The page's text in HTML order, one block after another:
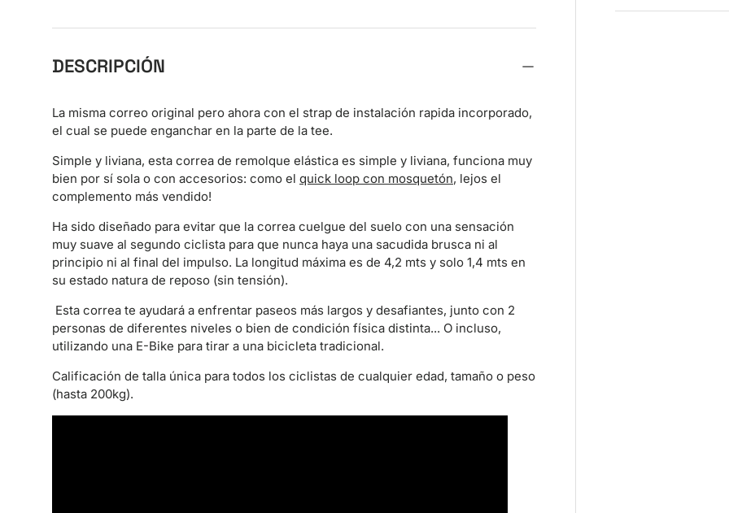
DESCRIPCIÓN
La misma correo original pero ahora con el strap de instalación rapida incorporado,
el cual se puede enganchar en la parte de la tee.
Simple y liviana, esta correa de remolque elástica es simple y liviana, funciona muy
bien por sí sola o con accesorios: como el quick loop con mosquetón, lejos el
complemento más vendido!
Ha sido diseñado para evitar que la correa cuelgue del suelo con una sensación
muy suave al segundo ciclista para que nunca haya una sacudida brusca ni al
principio ni al final del impulso. La longitud máxima es de 4,2 mts y solo 1,4 mts en
su estado natura de reposo (sin tensión).
Esta correa te ayudará a enfrentar paseos más largos y desafiantes, junto con 2
personas de diferentes niveles o bien de condición física distinta... O incluso,
utilizando una E-Bike para tirar a una bicicleta tradicional.
Calificación de talla única para todos los ciclistas de cualquier edad, tamaño o peso
(hasta 200kg).